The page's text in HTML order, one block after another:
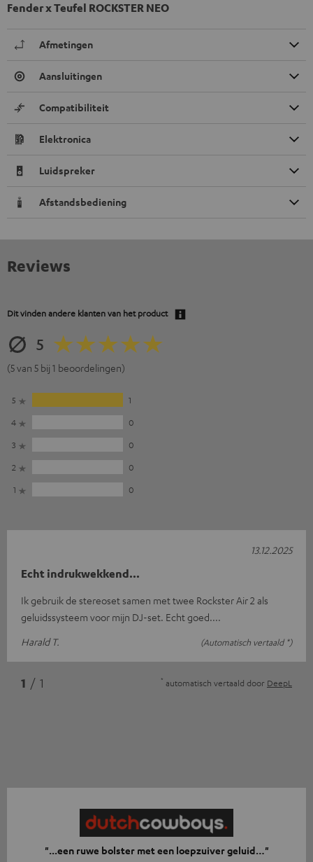
Fender x Teufel ROCKSTER NEO
Afmetingen
Aansluitingen
Compatibiliteit
Elektronica
Luidspreker
Afstandsbediening
Reviews
Dit vinden andere klanten van het product
5
(5 van 5 bij 1 beoordelingen)
5
1
4
0
3
0
2
0
1
0
Echt indrukwekkend...
Ik gebruik de stereoset samen met twee Rockster Air 2 als
geluidssysteem voor mijn DJ-set. Echt goed....
Harald T.
(Automatisch vertaald *)
13.12.2025
1 / 1 * automatisch vertaald door DeepL
"...een ruwe bolster met een loepzuiver geluid…"